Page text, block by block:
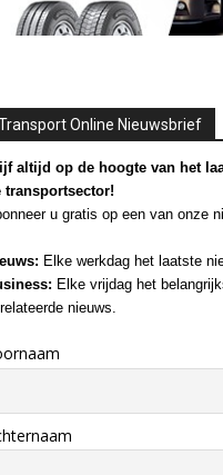
Online Nieuwsbrief
altijd op de hoogte van het
transportsector!
u gratis op een van onze
Elke werkdag het laatste
Elke vrijdag het
nieuws.